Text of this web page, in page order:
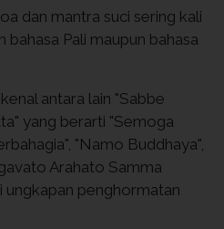
dan mantra suci sering kali
bahasa Pali maupun bahasa
antara lain "Sabbe
yang berarti "Semoga
"Namo Buddhaya",
Arahato Samma
ungkapan penghormatan